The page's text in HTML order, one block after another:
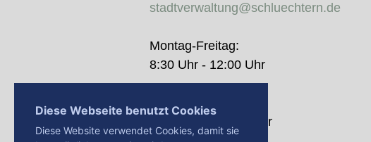
stadtverwaltung@schluechtern.de
Montag-Freitag:
8:30 Uhr - 12:00 Uhr
Donnerstag:
14:00 Uhr - 18:00 Uhr
Diese Webseite benutzt Cookies
Diese Website verwendet Cookies, damit sie